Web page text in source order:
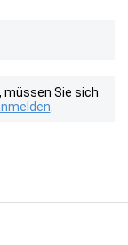
müssen Sie sich